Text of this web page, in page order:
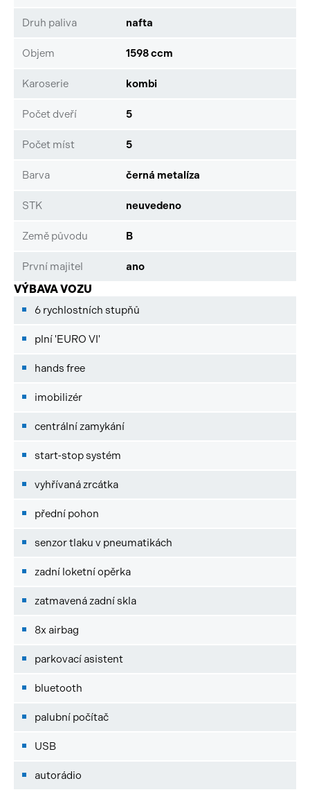
Druh paliva nafta
Objem 1598 ccm
Karoserie kombi
Počet dveří 5
Počet míst 5
Barva černá metalíza
STK neuvedeno
Země původu B
První majitel ano
VÝBAVA VOZU
6 rychlostních stupňů
plní 'EURO VI'
hands free
imobilizér
centrální zamykání
start-stop systém
vyhřívaná zrcátka
přední pohon
senzor tlaku v pneumatikách
zadní loketní opěrka
zatmavená zadní skla
8x airbag
parkovací asistent
bluetooth
palubní počítač
USB
autorádio